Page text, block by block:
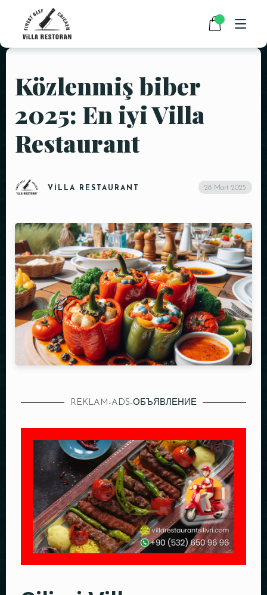
ANASAYFA
HAKKIMIZDA
HABERLER
Közlenmiş biber
2025: En iyi Villa
Restaurant
VILLA RESTAURANT 28 Mart 2025
REKLAM-ADS-ОБЪЯВЛЕНИЕ